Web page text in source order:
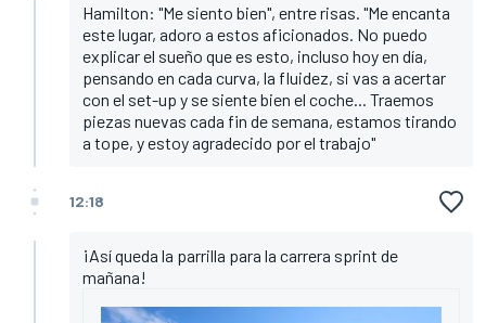
Hamilton: "Me siento bien", entre risas. "Me encanta
este lugar, adoro a estos aficionados. No puedo
explicar el sueño que es esto, incluso hoy en día,
pensando en cada curva, la fluidez, si vas a acertar
con el set-up y se siente bien el coche... Traemos
piezas nuevas cada fin de semana, estamos tirando
a tope, y estoy agradecido por el trabajo"
12:18
¡Así queda la parrilla para la carrera sprint de
mañana!